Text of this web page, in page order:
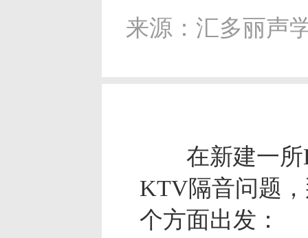
来源：汇多丽声
在新建一所
KTV隔音问题
个方面出发：